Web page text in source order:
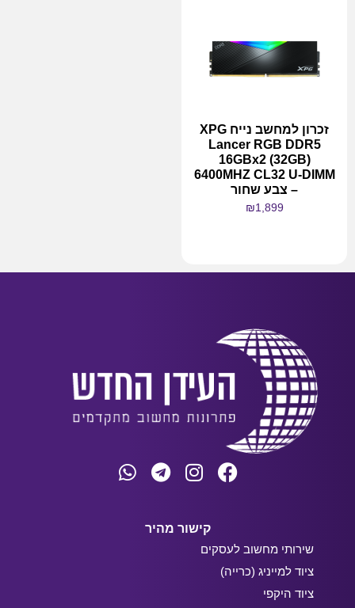
זכרון למחשב נייח XPG
Lancer RGB DDR5
16GBx2 (32GB)
6400MHZ CL32 U-DIMM
– צבע שחור
₪1,899
קישור מהיר
שירותי מחשוב לעסקים
ציוד למייניג (כרייה)
ציוד היקפי